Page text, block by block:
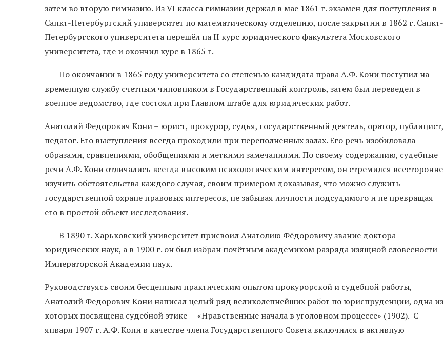
затем во вторую гимназию. Из VI класса гимназии держал в мае 1861 г. экзамен для поступления в
Санкт-Петербургский университет по математическому отделению, после закрытии в 1862 г. Санкт-
Петербургского университета перешёл на II курс юридического факультета Московского
университета, где и окончил курс в 1865 г.
По окончании в 1865 году университета со степенью кандидата права А.Ф. Кони поступил на
временную службу счетным чиновником в Государственный контроль, затем был переведен в
военное ведомство, где состоял при Главном штабе для юридических работ.
Анатолий Федорович Кони – юрист, прокурор, судья, государственный деятель, оратор, публицист,
педагог. Его выступления всегда проходили при переполненных залах. Его речь изобиловала
образами, сравнениями, обобщениями и меткими замечаниями. По своему содержанию, судебные
речи А.Ф. Кони отличались всегда высоким психологическим интересом, он стремился всесторонне
изучить обстоятельства каждого случая, своим примером доказывая, что можно служить
государственной охране правовых интересов, не забывая личности подсудимого и не превращая
его в простой объект исследования.
В 1890 г. Харьковский университет присвоил Анатолию Фёдоровичу звание доктора
юридических наук, а в 1900 г. он был избран почётным академиком разряда изящной словесности
Императорской Академии наук.
Руководствуясь своим бесценным практическим опытом прокурорской и судебной работы,
Анатолий Федорович Кони написал целый ряд великолепнейших работ по юриспруденции, одна из
которых посвящена судебной этике — «Нравственные начала в уголовном процессе» (1902). С
января 1907 г. А.Ф. Кони в качестве члена Государственного Совета включился в активную